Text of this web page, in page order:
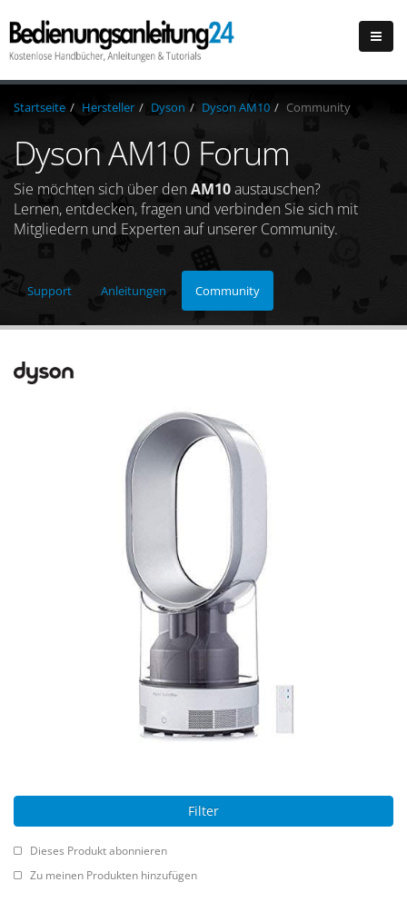
Startseite Hersteller Dyson Dyson AM10 Community
Dyson AM10 Forum
Sie möchten sich über denAM10austauschen?
Lernen, entdecken, fragen und verbinden Sie sich mit
Mitgliedern und Experten auf unserer Community.
Support Anleitungen Community
Filter
Dieses Produkt abonnieren
Zu meinen Produkten hinzufügen